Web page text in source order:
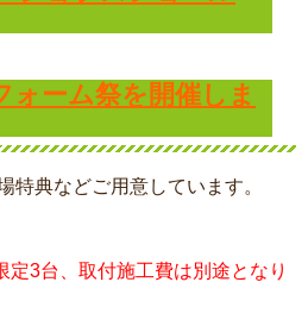
ォーム祭を開催しま
特典などご用意しています。
定3台、取付施工費は別途となり